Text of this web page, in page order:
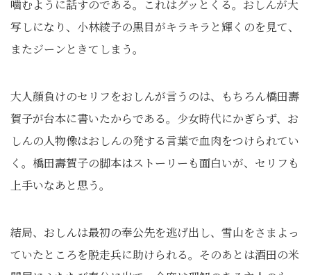
噛むように話すのである。これはグッとくる。おしんが大
写しになり、小林綾子の黒目がキラキラと輝くのを見て、
またジーンときてしまう。
大人顔負けのセリフをおしんが言うのは、もちろん橋田壽
賀子が台本に書いたからである。少女時代にかぎらず、お
しんの人物像はおしんの発する言葉で血肉をつけられてい
く。橋田壽賀子の脚本はストーリーも面白いが、セリフも
上手いなあと思う。
結局、おしんは最初の奉公先を逃げ出し、雪山をさまよっ
ていたところを脱走兵に助けられる。そのあとは酒田の米